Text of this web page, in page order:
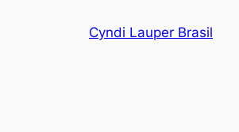
Cyndi Lauper Brasil